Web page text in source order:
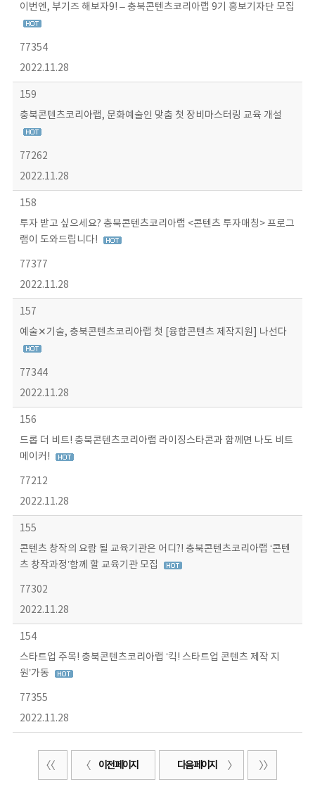
이번엔, 부기즈 해보자9! – 충북콘텐츠코리아랩 9기 홍보기자단 모집
77354
2022.11.28
159
충북콘텐츠코리아랩, 문화예술인 맞춤 첫 장비마스터링 교육 개설
77262
2022.11.28
158
투자 받고 싶으세요? 충북콘텐츠코리아랩 <콘텐츠 투자매칭> 프로그
램이 도와드립니다!
77377
2022.11.28
157
예술✕기술, 충북콘텐츠코리아랩 첫 [융합콘텐츠 제작지원] 나선다
77344
2022.11.28
156
드롭 더 비트! 충북콘텐츠코리아랩 라이징스타콘과 함께면 나도 비트
메이커!
77212
2022.11.28
155
콘텐츠 창작의 요람 될 교육기관은 어디?! 충북콘텐츠코리아랩 ‘콘텐
츠 창작과정’함께 할 교육기관 모집
77302
2022.11.28
154
스타트업 주목! 충북콘텐츠코리아랩 ‘킥! 스타트업 콘텐츠 제작 지
원’가동
77355
2022.11.28
이전 페이지 다음 페이지